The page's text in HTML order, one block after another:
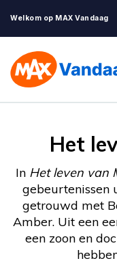
Welkom op MAX Vandaag
Het
In Het leven van
gebeurtenissen
getrouwd met
Amber. Uit een
een zoon en